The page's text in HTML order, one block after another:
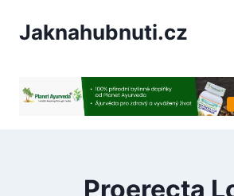
Jaknahubnuti.cz
Proerecta